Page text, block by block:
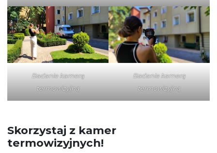
Badanie kamerą
termowizyjną
Badanie kamerą
termowizyjną
Skorzystaj z kamer
termowizyjnych!